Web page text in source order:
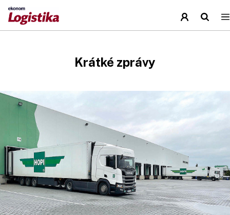
Krátké zprávy